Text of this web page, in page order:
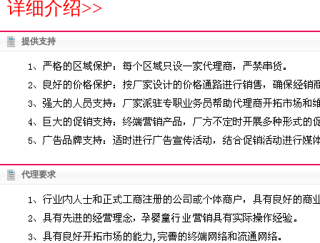
详细介绍>>
提供支持
代理要求